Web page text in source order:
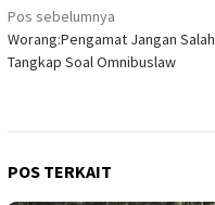
Navigasi
pos
Pos sebelumnya
Worang:Pengamat Jangan Salah
Tangkap Soal Omnibuslaw
POS TERKAIT